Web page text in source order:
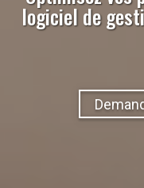
logiciel de